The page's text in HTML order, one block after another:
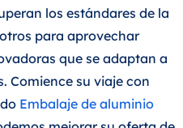
los estándares de la
para aprovechar
que se adaptan a
Comience su viaje con
Embalaje de aluminio